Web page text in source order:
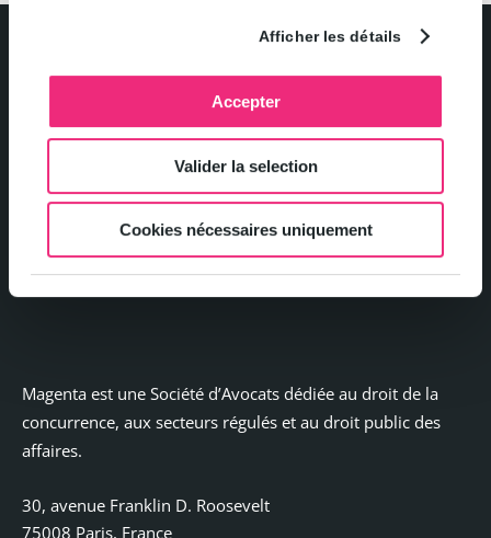
Afficher les détails
Accepter
Valider la selection
Cookies nécessaires uniquement
Magenta est une Société d’Avocats dédiée au droit de la
concurrence, aux secteurs régulés et au droit public des
affaires.
30, avenue Franklin D. Roosevelt
75008 Paris, France
Politique de confidentialité et gestion des cookies
Mentions légales
Contact